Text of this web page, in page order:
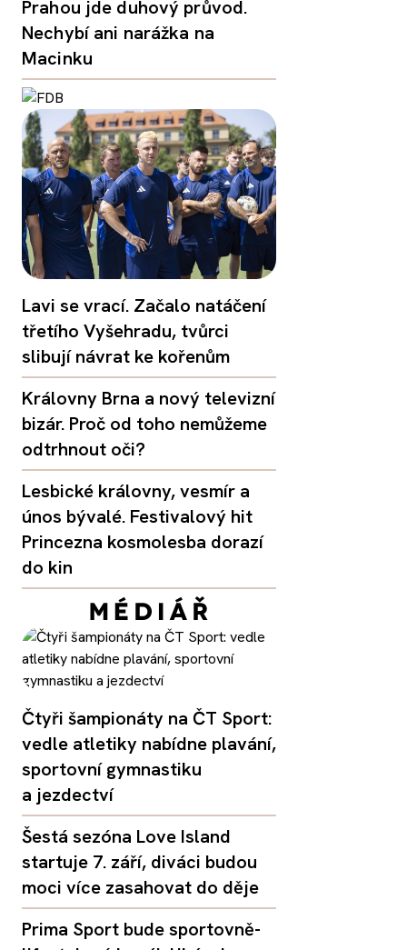
Prahou jde duhový průvod.
Nechybí ani narážka na
Macinku
Lavi se vrací. Začalo natáčení
třetího Vyšehradu, tvůrci
slibují návrat ke kořenům
Královny Brna a nový televizní
bizár. Proč od toho nemůžeme
odtrhnout oči?
Lesbické královny, vesmír a
únos bývalé. Festivalový hit
Princezna kosmolesba dorazí
do kin
Čtyři šampionáty na ČT Sport:
vedle atletiky nabídne plavání,
sportovní gymnastiku
a jezdectví
Šestá sezóna Love Island
startuje 7. září, diváci budou
moci více zasahovat do děje
Prima Sport bude sportovně-